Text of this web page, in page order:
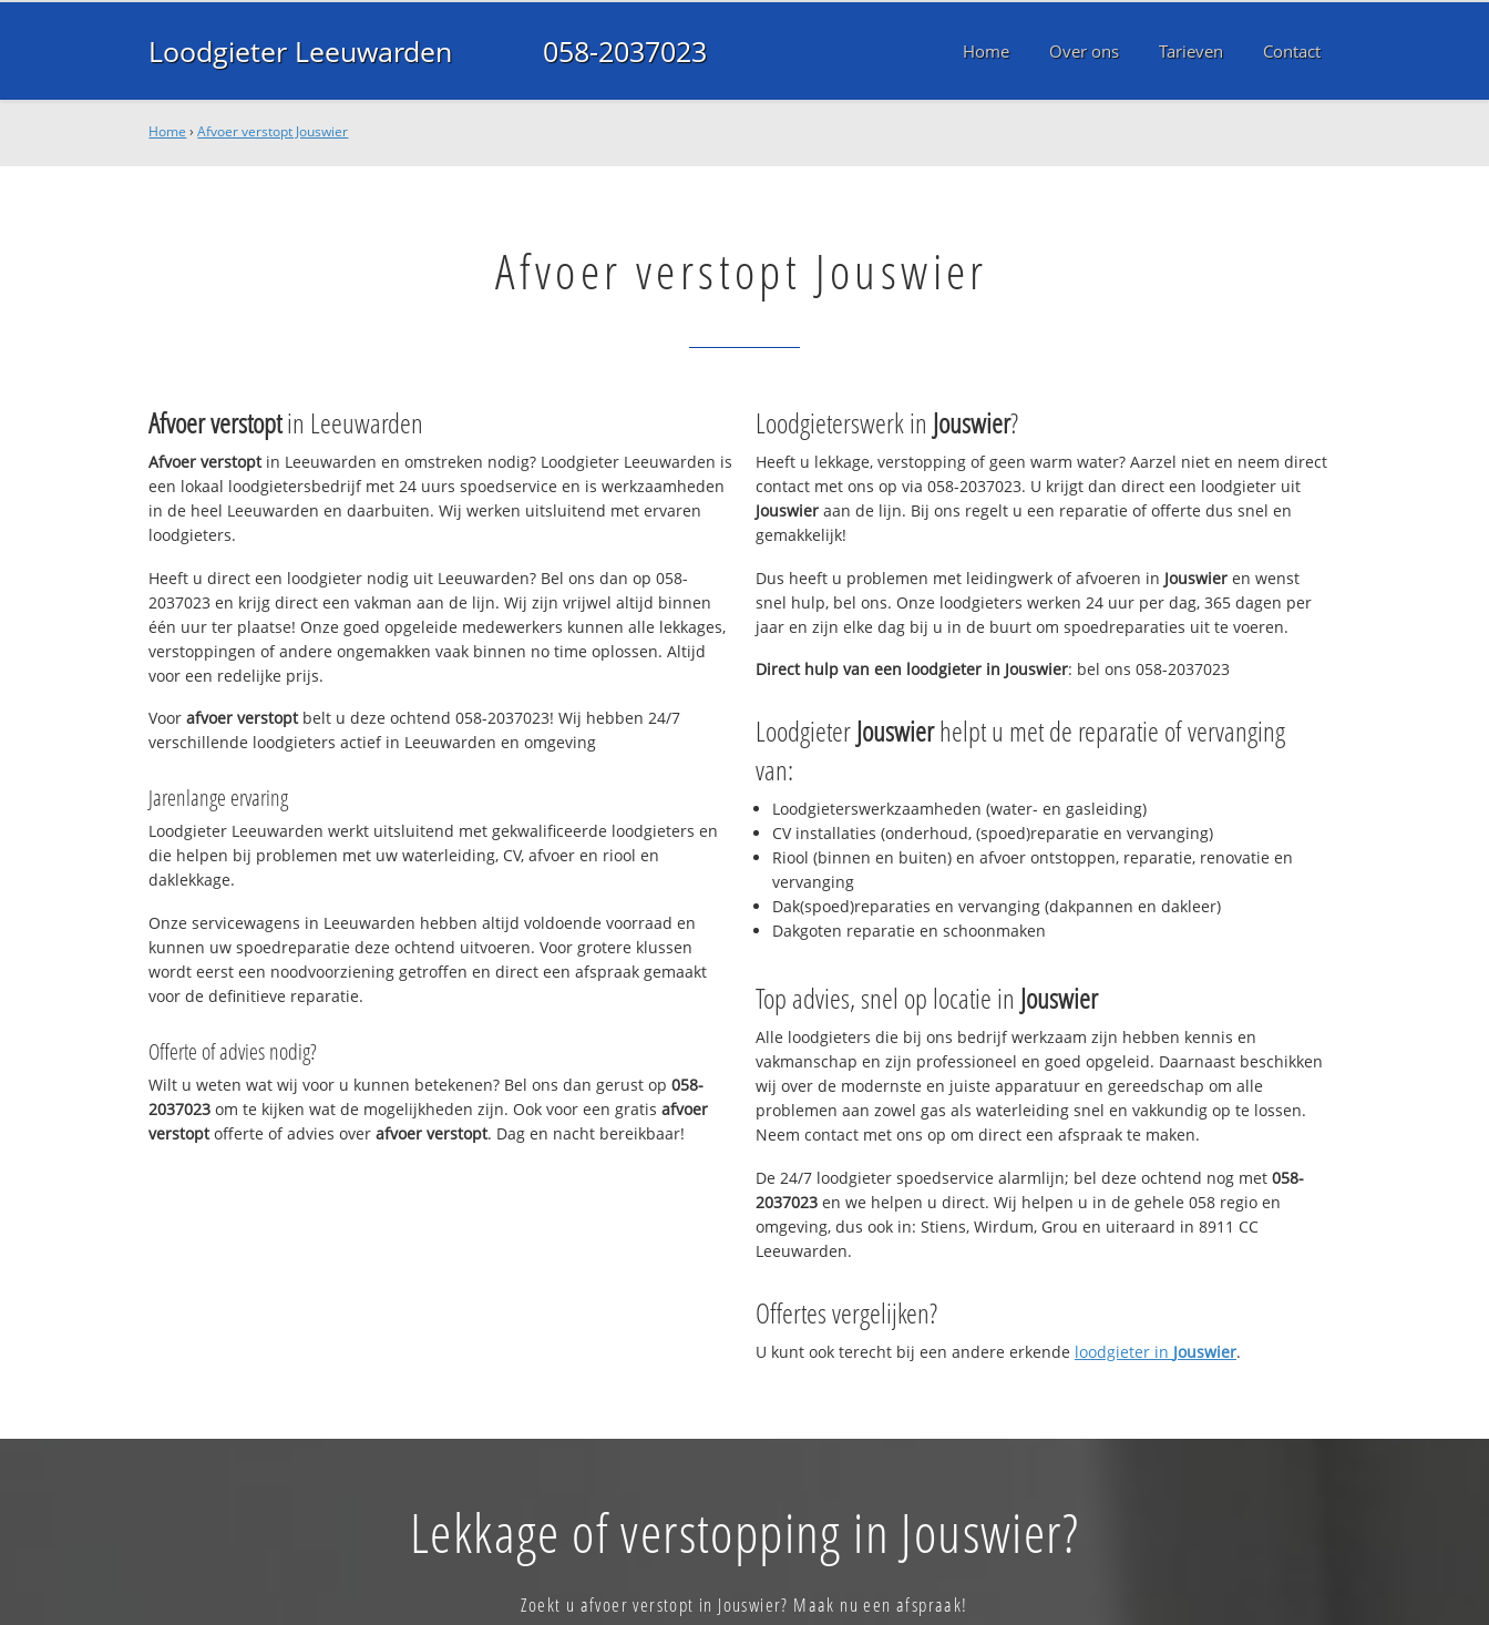
Loodgieter Leeuwarden 058-2037023 Home Over ons Tarieven Contact
Home ›Afvoer verstopt Jouswier
Afvoer verstopt Jouswier
Afvoer verstoptin Leeuwarden
Afvoer verstoptin Leeuwarden en omstreken nodig? Loodgieter Leeuwarden is
een lokaal loodgietersbedrijf met 24 uurs spoedservice en is werkzaamheden
in de heel Leeuwarden en daarbuiten. Wij werken uitsluitend met ervaren
loodgieters.
Heeft u direct een loodgieter nodig uit Leeuwarden? Bel ons dan op 058-
2037023 en krijg direct een vakman aan de lijn. Wij zijn vrijwel altijd binnen
één uur ter plaatse! Onze goed opgeleide medewerkers kunnen alle lekkages,
verstoppingen of andere ongemakken vaak binnen no time oplossen. Altijd
voor een redelijke prijs.
Voorafvoer verstoptbelt u deze ochtend 058-2037023! Wij hebben 24/7
verschillende loodgieters actief in Leeuwarden en omgeving
Jarenlange ervaring
Loodgieter Leeuwarden werkt uitsluitend met gekwalificeerde loodgieters en
die helpen bij problemen met uw waterleiding, CV, afvoer en riool en
daklekkage.
Onze servicewagens in Leeuwarden hebben altijd voldoende voorraad en
kunnen uw spoedreparatie deze ochtend uitvoeren. Voor grotere klussen
wordt eerst een noodvoorziening getroffen en direct een afspraak gemaakt
voor de definitieve reparatie.
Offerte of advies nodig?
Wilt u weten wat wij voor u kunnen betekenen? Bel ons dan gerust op058-
2037023 om te kijken wat de mogelijkheden zijn. Ook voor een gratisafvoer
verstoptofferte of advies overafvoer verstopt. Dag en nacht bereikbaar!
Loodgieterswerk in Jouswier?
Heeft u lekkage, verstopping of geen warm water? Aarzel niet en neem direct
contact met ons op via 058-2037023. U krijgt dan direct een loodgieter uit
Jouswier aan de lijn. Bij ons regelt u een reparatie of offerte dus snel en
gemakkelijk!
Dus heeft u problemen met leidingwerk of afvoeren in Jouswier en wenst
snel hulp, bel ons. Onze loodgieters werken 24 uur per dag, 365 dagen per
jaar en zijn elke dag bij u in de buurt om spoedreparaties uit te voeren.
Direct hulp van een loodgieter in Jouswier: bel ons 058-2037023
LoodgieterJouswierhelpt u met de reparatie of vervanging
van:
Loodgieterswerkzaamheden (water- en gasleiding)
CV installaties (onderhoud, (spoed)reparatie en vervanging)
Riool (binnen en buiten) en afvoer ontstoppen, reparatie, renovatie en
vervanging
Dak(spoed)reparaties en vervanging (dakpannen en dakleer)
Dakgoten reparatie en schoonmaken
Top advies, snel op locatie in Jouswier
Alle loodgieters die bij ons bedrijf werkzaam zijn hebben kennis en
vakmanschap en zijn professioneel en goed opgeleid. Daarnaast beschikken
wij over de modernste en juiste apparatuur en gereedschap om alle
problemen aan zowel gas als waterleiding snel en vakkundig op te lossen.
Neem contact met ons op om direct een afspraak te maken.
De 24/7 loodgieter spoedservice alarmlijn; bel deze ochtend nog met 058-
2037023 en we helpen u direct. Wij helpen u in de gehele 058 regio en
omgeving, dus ook in: Stiens, Wirdum, Grou en uiteraard in 8911 CC
Leeuwarden.
Offertes vergelijken?
U kunt ook terecht bij een andere erkende loodgieter in Jouswier.
Lekkage of verstopping in Jouswier?
Zoekt u afvoer verstopt in Jouswier? Maak nu een afspraak!